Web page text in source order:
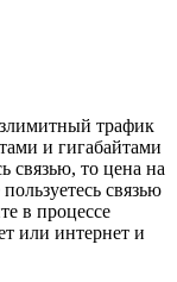
трафик
и гигабайтами
связью, то цена на
связью
в процессе
или интернет и